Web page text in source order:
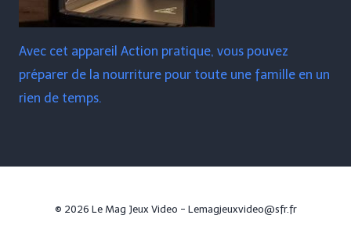
Avec cet appareil Action pratique, vous pouvez
préparer de la nourriture pour toute une famille en un
rien de temps.
© 2026 Le Mag Jeux Video - Lemagjeuxvideo@sfr.fr